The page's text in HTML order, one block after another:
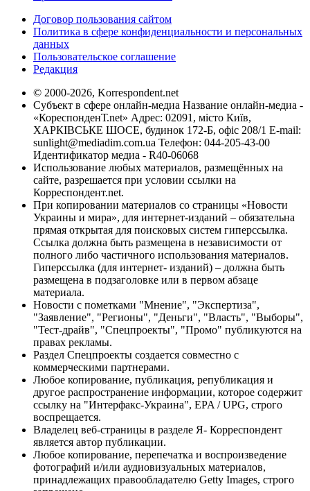
Договор пользования сайтом
Политика в сфере конфиденциальности и персональных
данных
Пользовательское соглашение
Редакция
© 2000-2026, Korrespondent.net
Субъект в сфере онлайн-медиа Название онлайн-медиа -
«КореспонденТ.net» Адрес: 02091, місто Київ,
ХАРКІВСЬКЕ ШОСЕ, будинок 172-Б, офіс 208/1 E-mail:
sunlight@mediadim.com.ua Телефон: 044-205-43-00
Идентификатор медиа - R40-06068
Использование любых материалов, размещённых на
сайте, разрешается при условии ссылки на
Корреспондент.net.
При копировании материалов со страницы «Новости
Украины и мира», для интернет-изданий – обязательна
прямая открытая для поисковых систем гиперссылка.
Ссылка должна быть размещена в независимости от
полного либо частичного использования материалов.
Гиперссылка (для интернет- изданий) – должна быть
размещена в подзаголовке или в первом абзаце
материала.
Новости с пометками "Мнение", "Экспертиза",
"Заявление", "Регионы", "Деньги", "Власть", "Выборы",
"Тест-драйв", "Спецпроекты", "Промо" публикуются на
правах рекламы.
Раздел Спецпроекты создается совместно с
коммерческими партнерами.
Любое копирование, публикация, републикация и
другое распространение информации, которое содержит
ссылку на "Интерфакс-Украина", EPA / UPG, строго
воспрещается.
Владелец веб-страницы в разделе Я- Корреспондент
является автор публикации.
Любое копирование, перепечатка и воспроизведение
фотографий и/или аудиовизуальных материалов,
принадлежащих правообладателю Getty Images, строго